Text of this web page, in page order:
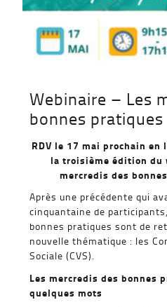
Webinaire – Les
bonnes pratiques
RDV le 17 mai prochain
la troisième édition du
mercredis des
Après une précédente qui
cinquantaine de
bonnes pratiques sont de
nouvelle thématique : les
Sociale (CVS).
Les mercredis des bonnes
quelques mots